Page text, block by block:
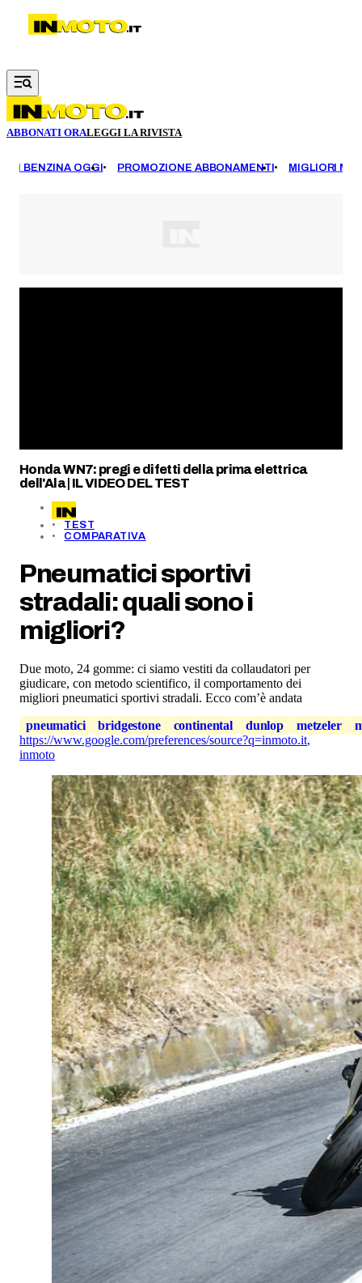
Vai al contenuto principale
ABBONATI ORALEGGI LA RIVISTA
BENZINA OGGI PROMOZIONE ABBONAMENTI MIGLIORI
Honda WN7: pregi e difetti della prima elettrica
dell'Ala | IL VIDEO DEL TEST
TEST
COMPARATIVA
Pneumatici sportivi
stradali: quali sono i
migliori?
Due moto, 24 gomme: ci siamo vestiti da collaudatori per
giudicare, con metodo scientifico, il comportamento dei
migliori pneumatici sportivi stradali. Ecco com’è andata
pneumatici
bridgestone continental dunlop metzeler
https://www.google.com/preferences/source?q=inmoto.it,
inmoto